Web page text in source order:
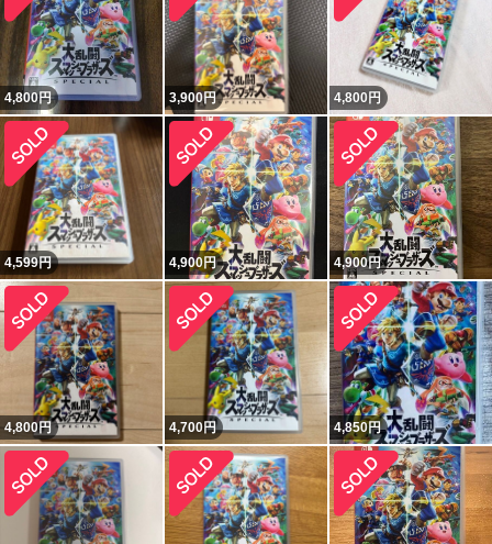
4,800円 3,900円 4,800円
4,599円 4,900円 4,900円
4,800円 4,700円 4,850円